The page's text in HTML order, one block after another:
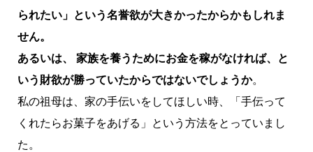
られたい」という名誉欲が大きかったからかもしれま
せん。
あるいは、 家族を養うためにお金を稼がなければ、と
いう財欲が勝っていたからではないでしょうか。
私の祖母は、家の手伝いをしてほしい時、「手伝って
くれたらお菓子をあげる」という方法をとっていまし
た。